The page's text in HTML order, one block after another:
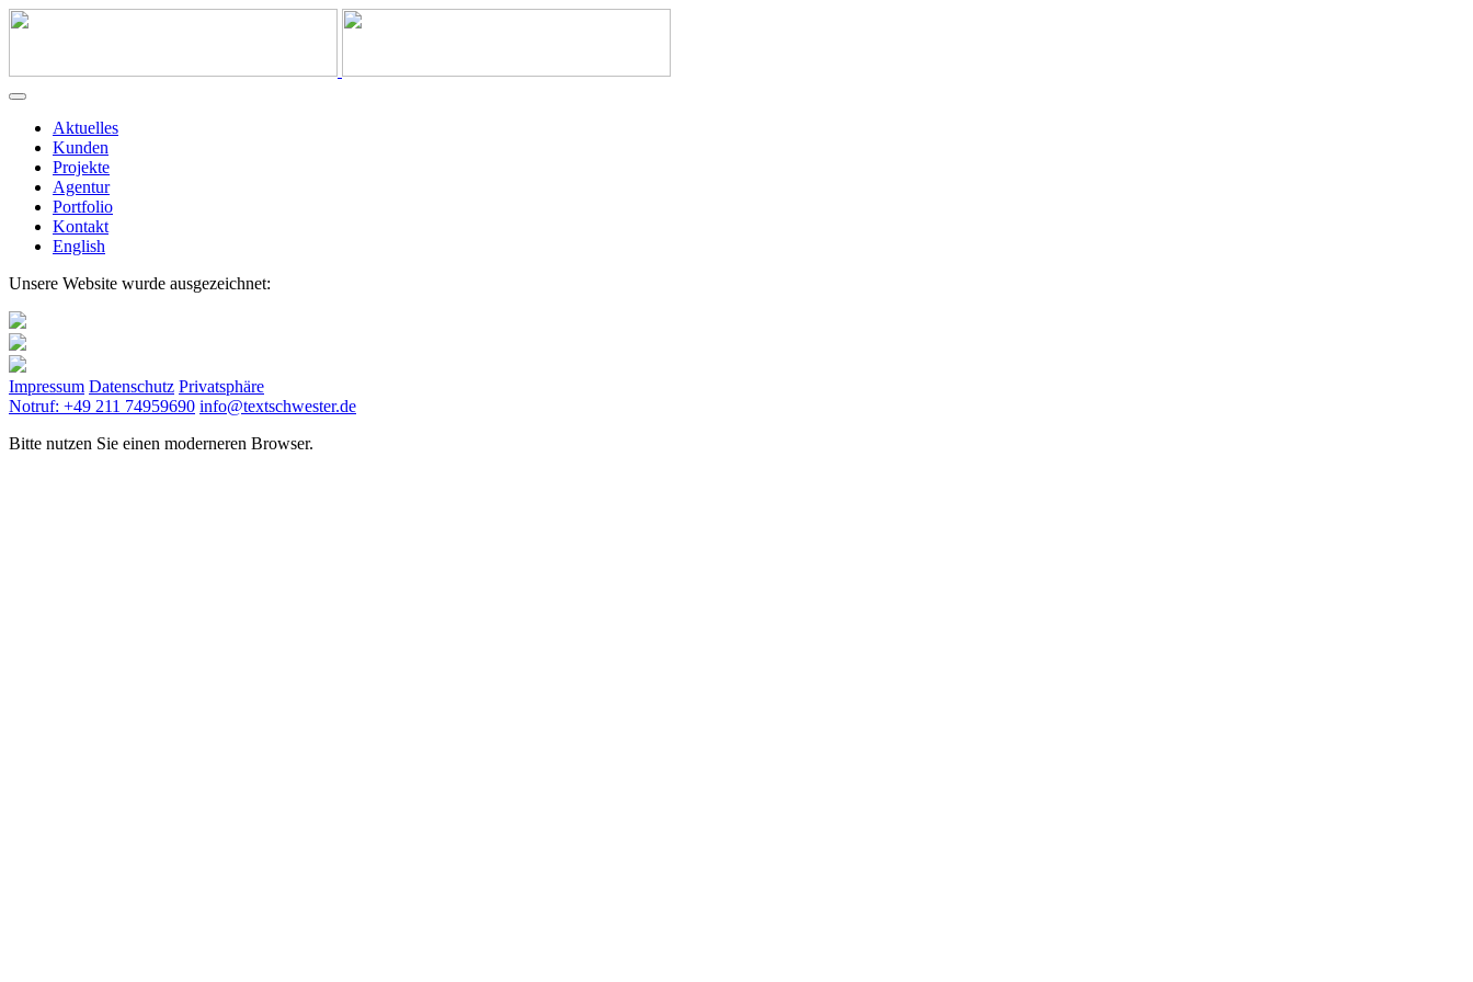
Aktuelles
Kunden
Projekte
Agentur
Portfolio
Kontakt
English
Unsere Website wurde ausgezeichnet:
Impressum Datenschutz Privatsphäre
Notruf: +49 211 74959690 info@textschwester.de
Bitte nutzen Sie einen moderneren Browser.